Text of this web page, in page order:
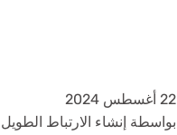
22 أغسطس 2024
بواسطة إنشاء الارتباط الطويل